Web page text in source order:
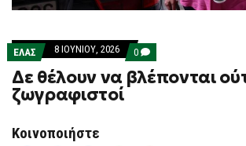
ΕΛΑΣ 8 ΙΟΥΝΊΟΥ, 2026 0 COMMENTS
ON
ΔΕ
ΘΈΛΟΥΝ
Δε θέλουν να βλέπονται
ζωγραφιστοί
Κοινοποιήστε